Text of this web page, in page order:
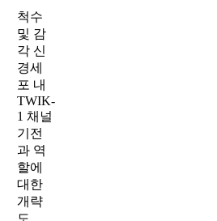
척수
및 감
각 신
경세
포 내
TWIK-
1 채널
기전
과 역
할에
대한
개략
도